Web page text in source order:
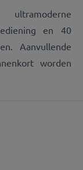
en 40
Aanvullende
worden